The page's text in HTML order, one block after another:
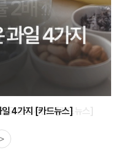
요한 검사는? [카드뉴스]
>